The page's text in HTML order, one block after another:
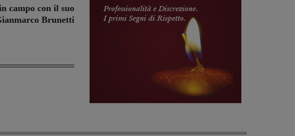
campo con il suo
Brunetti